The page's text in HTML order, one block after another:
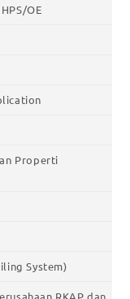
OE
Properti
System)